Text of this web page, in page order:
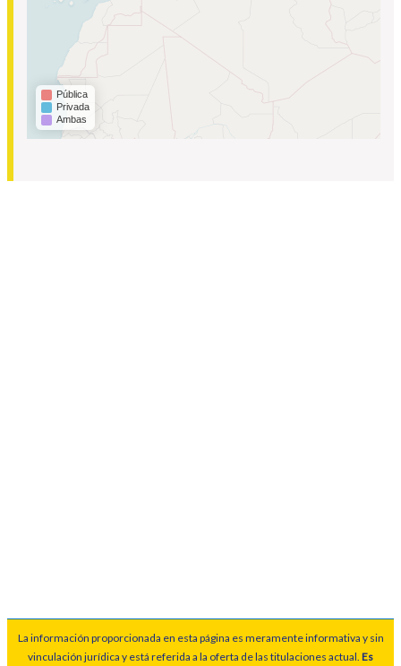
Pública
Privada
Ambas
La información proporcionada en esta página es meramente informativa y sin
vinculación jurídica y está referida a la oferta de las titulaciones actual. Es